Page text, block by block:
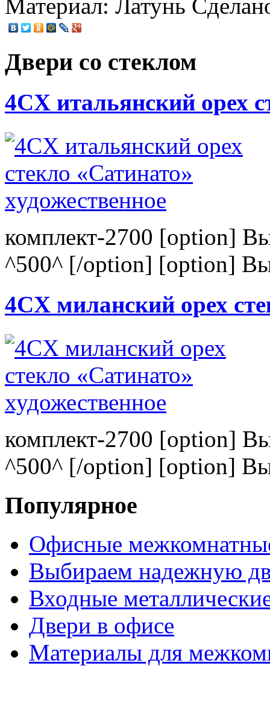
Материал: Латунь
Двери со стеклом
4CХ итальянский орех
комплект-2700 [option]
^500^ [/option] [option]
4CХ миланский орех
комплект-2700 [option]
^500^ [/option] [option]
Популярное
Офисные
Выбираем надежную
Входные
Двери в офисе
Материалы для